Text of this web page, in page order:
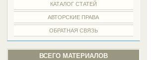
КАТАЛОГ СТАТЕЙ
АВТОРСКИЕ ПРАВА
ОБРАТНАЯ СВЯЗЬ
ВСЕГО МАТЕРИАЛОВ